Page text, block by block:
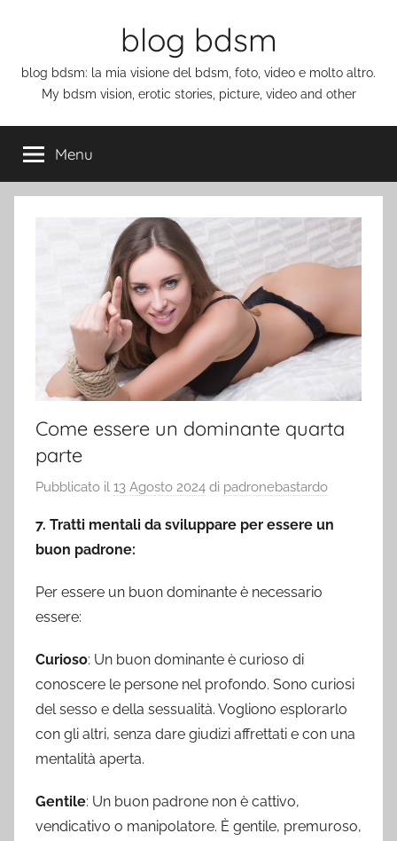
blog bdsm
blog bdsm: la mia visione del bdsm, foto, video e molto altro.
My bdsm vision, erotic stories, picture, video and other
Menu
Come essere un dominante quarta
parte
Pubblicato il 13 Agosto 2024 di padronebastardo
7. Tratti mentali da sviluppare per essere un
buon padrone:
Per essere un buon dominante è necessario
essere:
Curioso: Un buon dominante è curioso di
conoscere le persone nel profondo. Sono curiosi
del sesso e della sessualità. Vogliono esplorarlo
con gli altri, senza dare giudizi affrettati e con una
mentalità aperta.
Gentile: Un buon padrone non è cattivo,
vendicativo o manipolatore. È gentile, premuroso,